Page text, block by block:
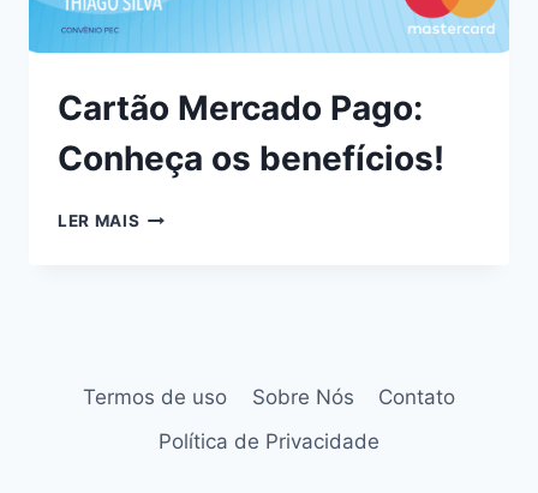
Cartão Mercado Pago:
Conheça os benefícios!
LER MAIS
Termos de uso Sobre Nós
Contato
Política de Privacidade